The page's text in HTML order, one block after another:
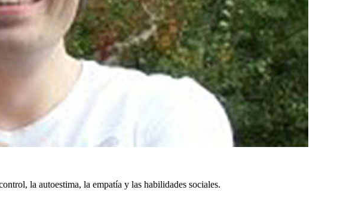
la autoestima, la empatía y las habilidades sociales.